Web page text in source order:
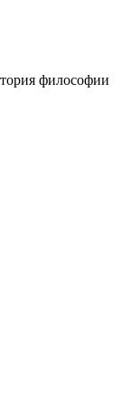
философии